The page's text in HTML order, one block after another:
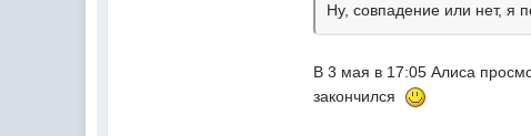
Ну, совпадение или нет, я
В 3 мая в 17:05 Алиса
закончился